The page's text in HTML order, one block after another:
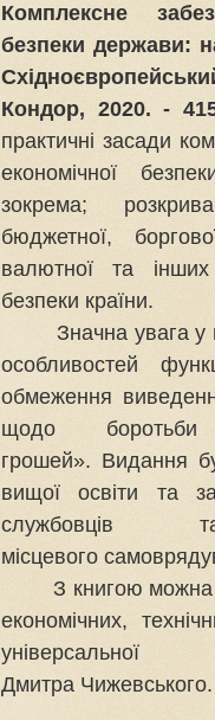
Комплексне
безпеки держави:
Кондор, 2020. -
практичні засади
економічної
зокрема;
бюджетної,
валютної та інших
безпеки країни.
Значна увага у
особливостей
обмеження
щодо
грошей». Видання
вищої освіти та
службовців
місцевого
З книгою можна
економічних,
Дмитра Чижевського.